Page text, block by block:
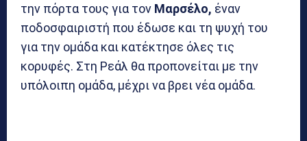
την πόρτα τους για τον Μαρσέλο, έναν
ποδοσφαιριστή που έδωσε και τη ψυχή του
για την ομάδα και κατέκτησε όλες τις
κορυφές. Στη Ρεάλ θα προπονείται με την
υπόλοιπη ομάδα, μέχρι να βρει νέα ομάδα.